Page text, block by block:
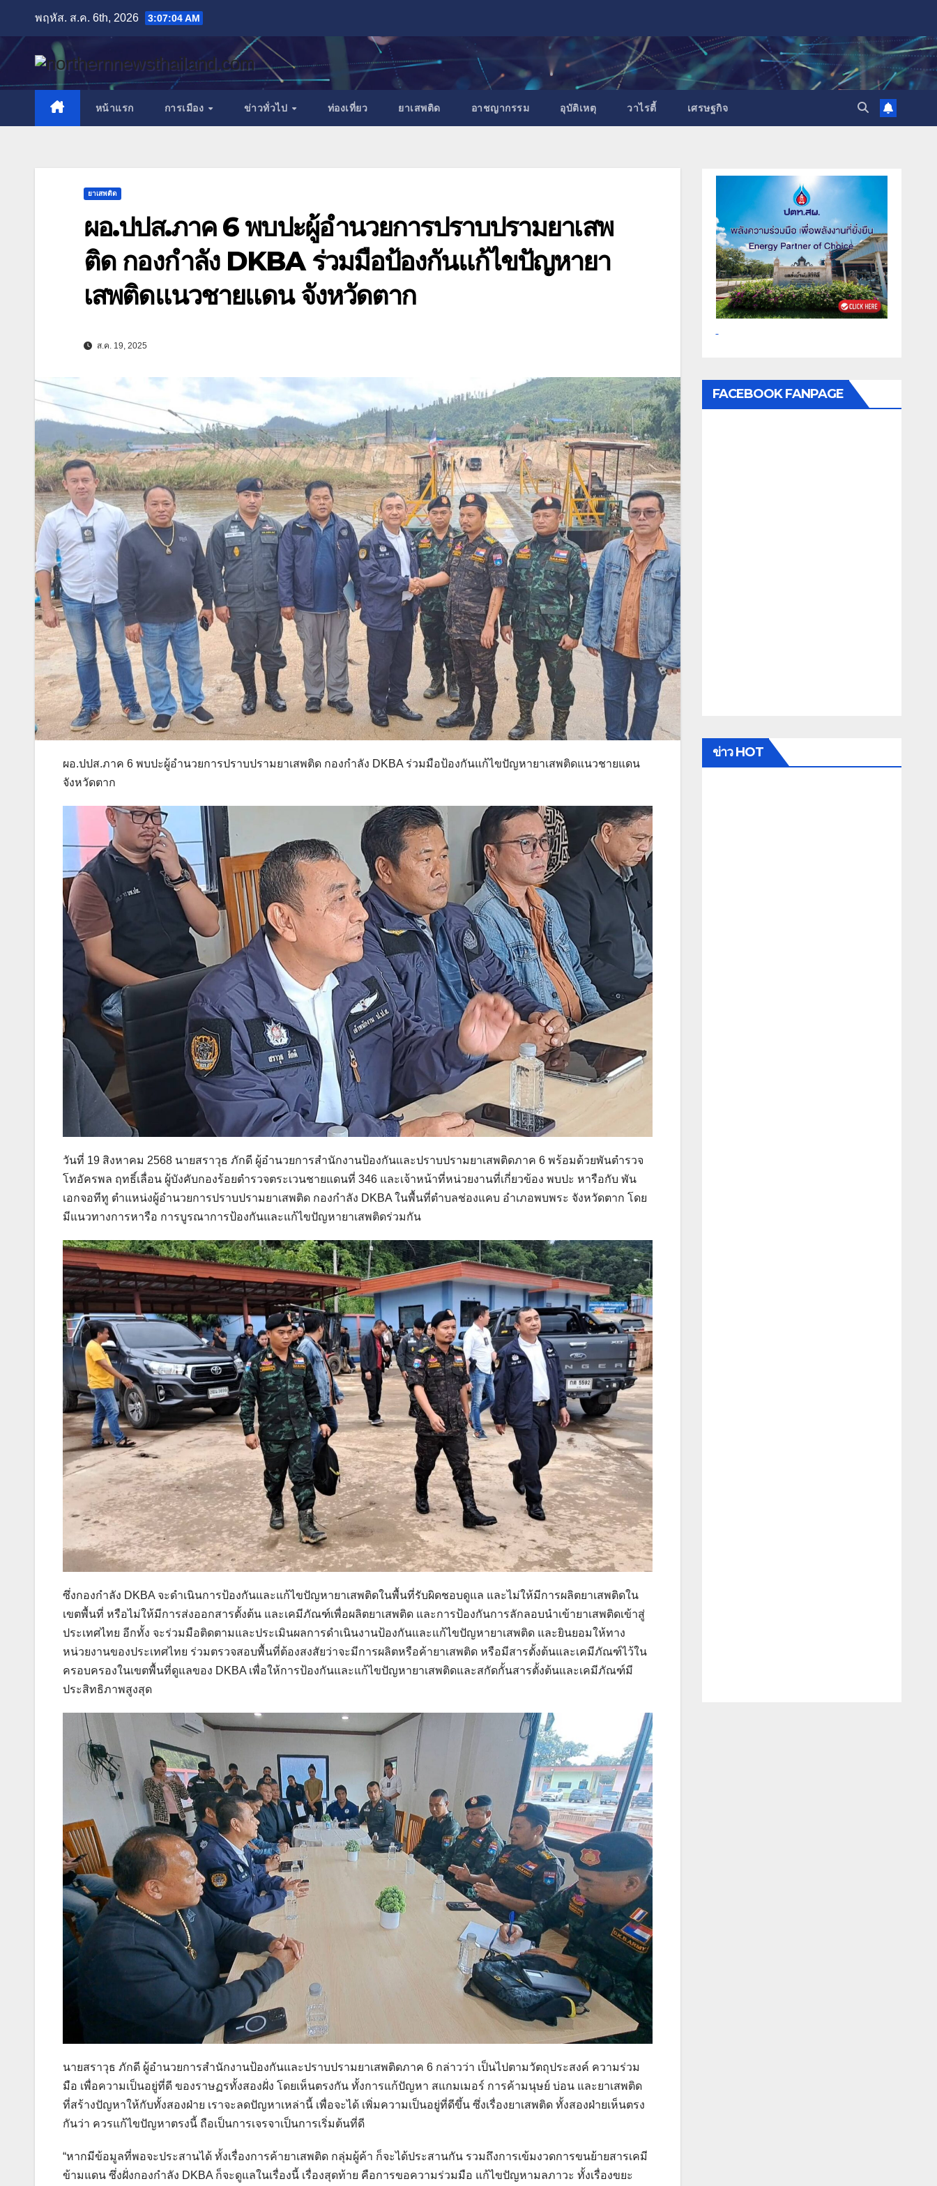
content
พฤหัส. ส.ค. 6th, 2026 3:07:06 AM
หน้าแรก การเมือง ข่าวทั่วไป ท่องเที่ยว ยาเสพติด อาชญากรรม อุบัติเหตุ วาไรตี้ เศรษฐกิจ
ยาเสพติด
ผอ.ปปส.ภาค 6 พบปะผู้อำนวยการปราบปรามยาเสพ
ติด กองกำลัง DKBA ร่วมมือป้องกันแก้ไขปัญหายา
เสพติดแนวชายแดน จังหวัดตาก
ส.ค. 19, 2025
ผอ.ปปส.ภาค 6 พบปะผู้อำนวยการปราบปรามยาเสพติด กองกำลัง DKBA ร่วมมือป้องกันแก้ไขปัญหายาเสพติดแนวชายแดน
จังหวัดตาก
วันที่ 19 สิงหาคม 2568 นายสราวุธ ภักดี ผู้อำนวยการสำนักงานป้องกันและปราบปรามยาเสพติดภาค 6 พร้อมด้วยพันตำรวจ
โทอัครพล ฤทธิ์เลื่อน ผู้บังคับกองร้อยตำรวจตระเวนชายแดนที่ 346 และเจ้าหน้าที่หน่วยงานที่เกี่ยวข้อง พบปะ หารือกับ พัน
เอกจอทีทู ตำแหน่งผู้อำนวยการปราบปรามยาเสพติด กองกำลัง DKBA ในพื้นที่ตำบลช่องแคบ อำเภอพบพระ จังหวัดตาก โดย
มีแนวทางการหารือ การบูรณาการป้องกันและแก้ไขปัญหายาเสพติดร่วมกัน
ซึ่งกองกำลัง DKBA จะดำเนินการป้องกันและแก้ไขปัญหายาเสพติดในพื้นที่รับผิดชอบดูแล และไม่ให้มีการผลิตยาเสพติดใน
เขตพื้นที่ หรือไม่ให้มีการส่งออกสารตั้งต้น และเคมีภัณฑ์เพื่อผลิตยาเสพติด และการป้องกันการลักลอบนำเข้ายาเสพติดเข้าสู่
ประเทศไทย อีกทั้ง จะร่วมมือติดตามและประเมินผลการดำเนินงานป้องกันและแก้ไขปัญหายาเสพติด และยินยอมให้ทาง
หน่วยงานของประเทศไทย ร่วมตรวจสอบพื้นที่ต้องสงสัยว่าจะมีการผลิตหรือค้ายาเสพติด หรือมีสารตั้งต้นและเคมีภัณฑ์ไว้ใน
ครอบครองในเขตพื้นที่ดูแลของ DKBA เพื่อให้การป้องกันและแก้ไขปัญหายาเสพติดและสกัดกั้นสารตั้งต้นและเคมีภัณฑ์มี
ประสิทธิภาพสูงสุด
นายสราวุธ ภักดี ผู้อำนวยการสำนักงานป้องกันและปราบปรามยาเสพติดภาค 6 กล่าวว่า เป็นไปตามวัตถุประสงค์ ความร่วม
มือ เพื่อความเป็นอยู่ที่ดี ของราษฏรทั้งสองฝั่ง โดยเห็นตรงกัน ทั้งการแก้ปัญหา สแกมเมอร์ การค้ามนุษย์ บ่อน และยาเสพติด
ที่สร้างปัญหาให้กับทั้งสองฝ่าย เราจะลดปัญหาเหล่านี้ เพื่อจะได้ เพิ่มความเป็นอยู่ที่ดีขึ้น ซึ่งเรื่องยาเสพติด ทั้งสองฝ่ายเห็นตรง
กันว่า ควรแก้ไขปัญหาตรงนี้ ถือเป็นการเจรจาเป็นการเริ่มต้นที่ดี
“หากมีข้อมูลที่พอจะประสานได้ ทั้งเรื่องการค้ายาเสพติด กลุ่มผู้ค้า ก็จะได้ประสานกัน รวมถึงการเข้มงวดการขนย้ายสารเคมี
ข้ามแดน ซึ่งฝั่งกองกำลัง DKBA ก็จะดูแลในเรื่องนี้ เรื่องสุดท้าย คือการขอความร่วมมือ แก้ไขปัญหามลภาวะ ทั้งเรื่องขยะ
FACEBOOK FANPAGE
ข่าว HOT